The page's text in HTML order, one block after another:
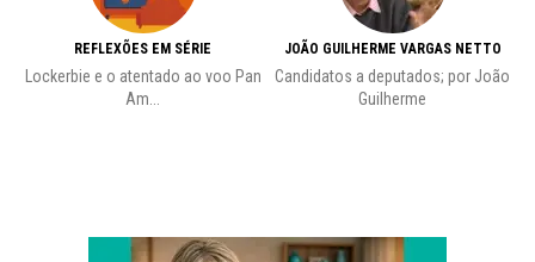
REFLEXÕES EM SÉRIE
Lockerbie e o atentado ao voo Pan
Am...
JOÃO GUILHERME VARGAS NETTO
Candidatos a deputados; por João
Guilherme